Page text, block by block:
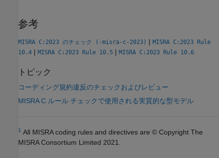
参考
MISRA C:2023 のチェック (-misra-c-2023) | MISRA C:2023 Rule
10.4 | MISRA C:2023 Rule 10.5 | MISRA C:2023 Rule 10.6
トピック
コーディング規約違反のチェックおよびレビュー
MISRA C ルール チェックで使用される実質的な型モデル
1 All MISRA coding rules and directives are © Copyright The
MISRA Consortium Limited 2021.